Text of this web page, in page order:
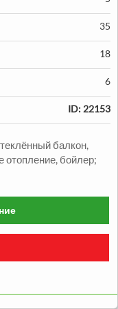
р-н
35
18
6
ID: 22153
балкон,
отопление, бойлер;